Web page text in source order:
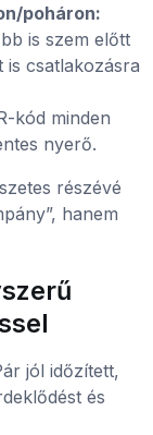
poháron:
is szem előtt
is csatlakozásra
kód minden
nyerő.
részévé
hanem
jól időzített,
és